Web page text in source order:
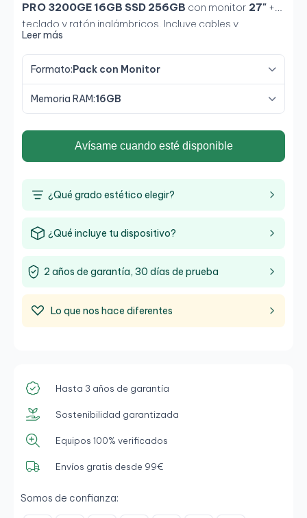
PRO 3200GE 16GB SSD 256GB con monitor 27" +
teclado y ratón inalámbricos. Incluye cables y
conexiones.
WiFi USB.
Leer más
Formato:Pack con Monitor
Memoria RAM:16GB
Avísame cuando esté disponible
¿Qué grado estético elegir?
¿Qué incluye tu dispositivo?
2 años de garantía, 30 días de prueba
Lo que nos hace diferentes
Hasta 3 años de garantía
Sostenibilidad garantizada
Equipos 100% verificados
Envíos gratis desde 99€
Somos de confianza: